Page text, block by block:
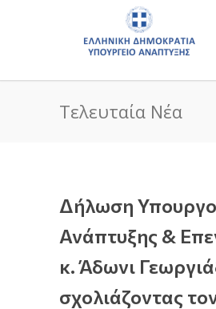
Τελευταία Νέα
Δήλωση
Ανάπτυξης &
κ. Άδωνι
σχολιάζοντας